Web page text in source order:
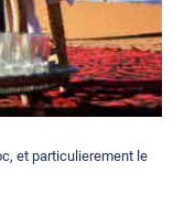
et particulierement le